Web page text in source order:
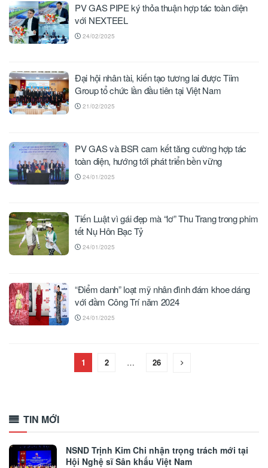
PV GAS PIPE ký thỏa thuận hợp tác toàn diện
với NEXTEEL
24/02/2025
Đại hội nhân tài, kiến tạo tương lai được Tiim
Group tổ chức lần đầu tiên tại Việt Nam
21/02/2025
PV GAS và BSR cam kết tăng cường hợp tác
toàn diện, hướng tới phát triển bền vững
24/01/2025
Tiến Luật vì gái đẹp mà “lơ” Thu Trang trong phim
tết Nụ Hôn Bạc Tỷ
24/01/2025
“Điểm danh” loạt mỹ nhân đình đám khoe dáng
với đầm Công Trí năm 2024
24/01/2025
1 2 … 26
TIN MỚI
NSND Trịnh Kim Chi nhận trọng trách mới tại
Hội Nghệ sĩ Sân khấu Việt Nam